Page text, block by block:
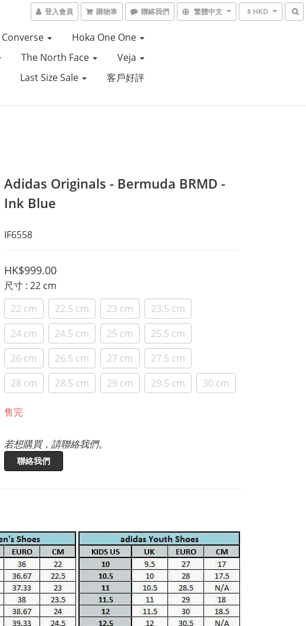
登入會員 購物車 聯絡我們 繁體中文 $ HKD
Converse
Hoka One One
The North Face
Veja
Last Size Sale 客戶好評
Adidas Originals - Bermuda BRMD -
Ink Blue
IF6558
HK$999.00
尺寸 : 22 cm
22 cm
22.5 cm 23 cm
23.5 cm
24 cm
24.5 cm 25 cm
25.5 cm
26 cm
26.5 cm 27 cm
27.5 cm
28 cm
28.5 cm 29 cm 29.5 cm 30 cm
售完
若想購買，請聯絡我們。
聯絡我們